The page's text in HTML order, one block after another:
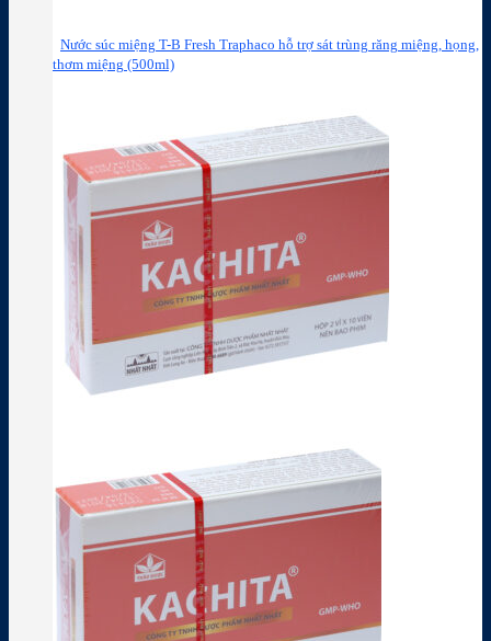
Nước súc miệng T-B Fresh Traphaco hỗ trợ sát trùng răng miệng, họng,
thơm miệng (500ml)